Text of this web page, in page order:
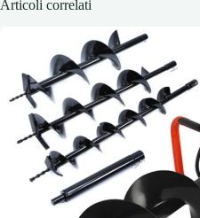
Articoli correlati